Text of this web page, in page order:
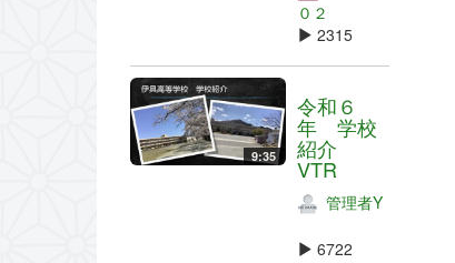
０２
2315
9:35
令和６
年 学校
紹介
VTR
管理者Y
6722